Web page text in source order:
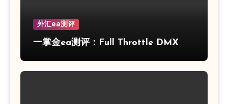
外汇ea测评
一掌金ea测评：Full Throttle DMX